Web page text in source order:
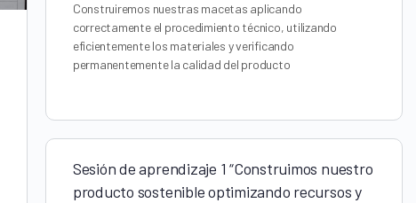
Construiremos nuestras macetas aplicando
correctamente el procedimiento técnico, utilizando
eficientemente los materiales y verificando
permanentemente la calidad del producto
Sesión de aprendizaje 1 “Construimos nuestro
producto sostenible optimizando recursos y